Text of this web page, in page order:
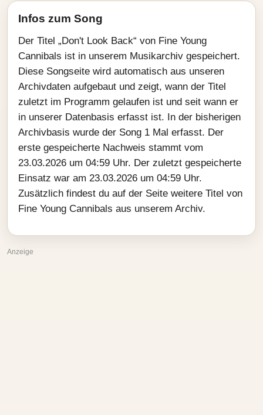
Infos zum Song
Der Titel „Don't Look Back“ von Fine Young
Cannibals ist in unserem Musikarchiv gespeichert.
Diese Songseite wird automatisch aus unseren
Archivdaten aufgebaut und zeigt, wann der Titel
zuletzt im Programm gelaufen ist und seit wann er
in unserer Datenbasis erfasst ist. In der bisherigen
Archivbasis wurde der Song 1 Mal erfasst. Der
erste gespeicherte Nachweis stammt vom
23.03.2026 um 04:59 Uhr. Der zuletzt gespeicherte
Einsatz war am 23.03.2026 um 04:59 Uhr.
Zusätzlich findest du auf der Seite weitere Titel von
Fine Young Cannibals aus unserem Archiv.
Anzeige